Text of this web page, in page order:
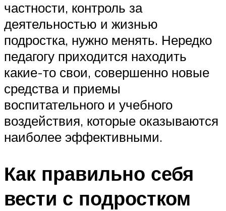
частности, контроль за
деятельностью и жизнью
подростка, нужно менять. Нередко
педагогу приходится находить
какие-то свои, совершенно новые
средства и приемы
воспитательного и учебного
воздействия, которые оказываются
наиболее эффективными.
Как правильно себя
вести с подростком